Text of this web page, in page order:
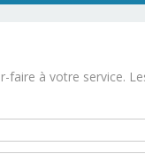
faire à votre service.